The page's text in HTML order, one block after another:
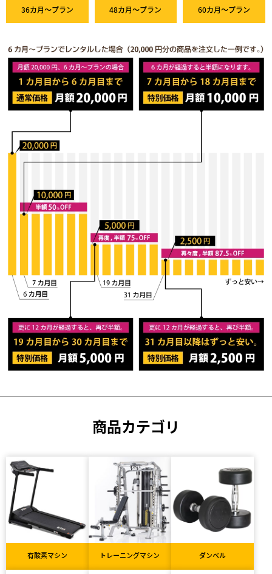
36カ月～プラン 48カ月～プラン 60カ月～プラン
商品カテゴリ
有酸素マシン トレーニングマシン ダンベル